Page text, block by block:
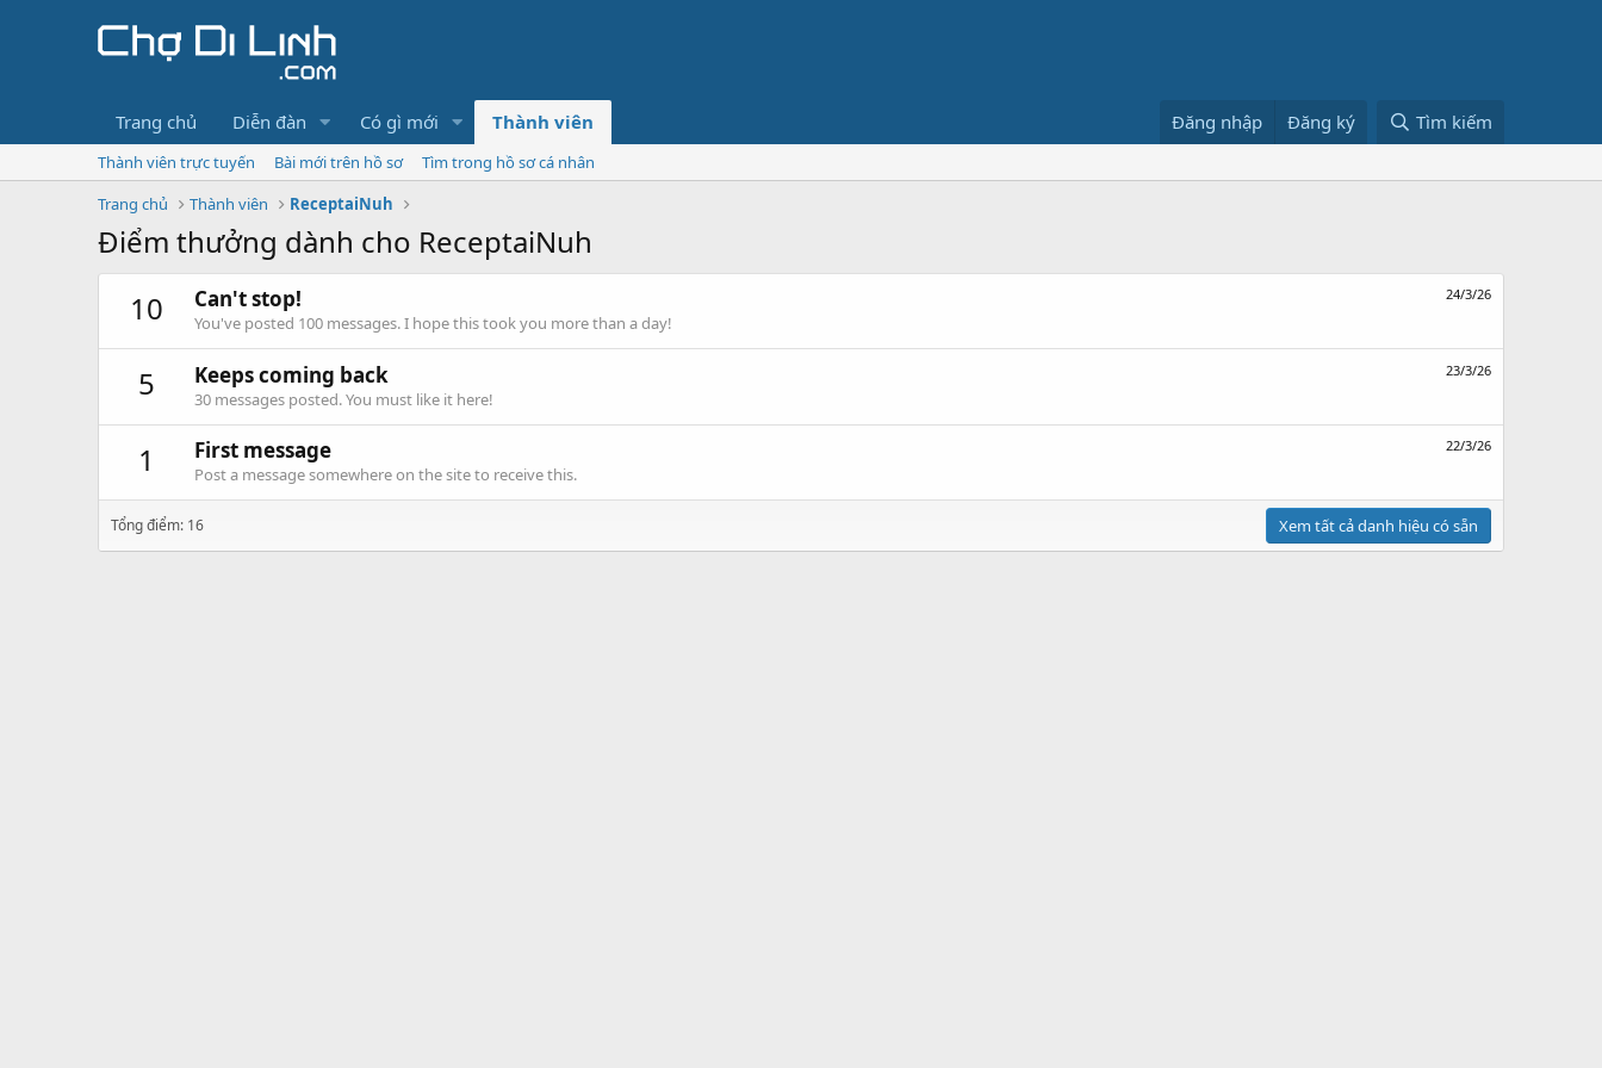
Trang chủ Diễn đàn Có gì mới Thành viên Đăng nhập Đăng ký Tìm kiếm
Thành viên trực tuyến Bài mới trên hồ sơ
Tìm trong hồ sơ cá nhân
Trang chủ
Thành viên ReceptaiNuh
Điểm thưởng dành cho ReceptaiNuh
10
24/3/26
Can't stop!
You've posted 100 messages. I hope this took you more than a day!
5 23/3/26
Keeps coming back
30 messages posted. You must like it here!
1 22/3/26
First message
Post a message somewhere on the site to receive this.
Tổng điểm: 16 Xem tất cả danh hiệu có sẵn